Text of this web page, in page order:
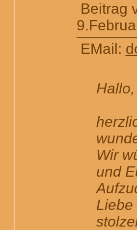
Beitrag
EMail:
Wir
und
Liebe